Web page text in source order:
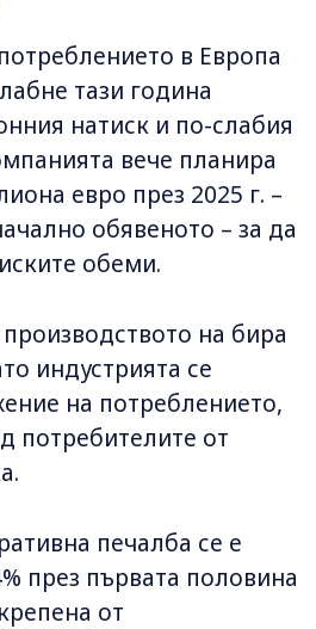
в Европа
тази година
натиск и по-слабия
вече планира
евро през 2025 г. –
обявеното – за да
обеми.
на бира
индустрията се
на потреблението,
потребителите от
печалба се е
през първата половина
от